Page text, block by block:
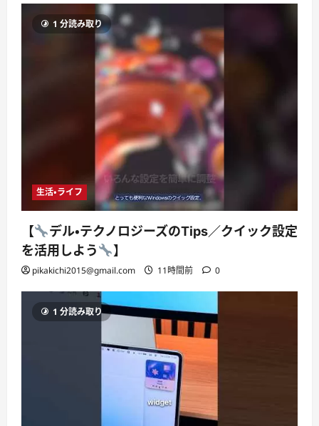
1 分読み取り
生活・ライフ
【
デル・テクノロジーズのTips／クイック設定
を活用しよう
】
pikakichi2015@gmail.com 11時間前 0
1 分読み取り